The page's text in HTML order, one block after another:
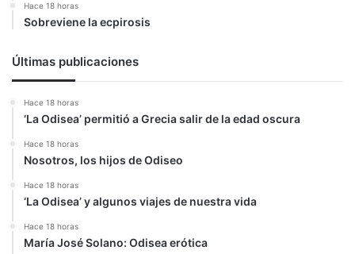
Hace 18 horas
Sobreviene la ecpirosis
Últimas publicaciones
Hace 18 horas
‘La Odisea’ permitió a Grecia salir de la edad oscura
Hace 18 horas
Nosotros, los hijos de Odiseo
Hace 18 horas
‘La Odisea’ y algunos viajes de nuestra vida
Hace 18 horas
María José Solano: Odisea erótica